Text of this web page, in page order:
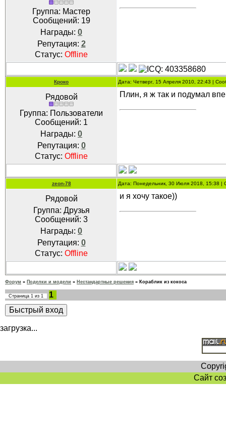
Группа: Мастер
Сообщений: 19
Награды: 0
Репутация: 2
Статус: Offline
Кроко Дата: Четверг, 15 Апреля 2010, 22:43 |
Рядовой
Группа: Пользователи
Сообщений: 1
Награды: 0
Репутация: 0
Статус: Offline
Плин, я ж так и подумал
zeon-78 Дата: Понедельник, 30 Июля 2018, 15:38
Рядовой
Группа: Друзья
Сообщений: 3
Награды: 0
Репутация: 0
Статус: Offline
и я хочу такое))
Форум » Поделки и модели » Нестандартные решения » Кораблик из кокоса
Страница 1 из 1 1
загрузка...
Сайт